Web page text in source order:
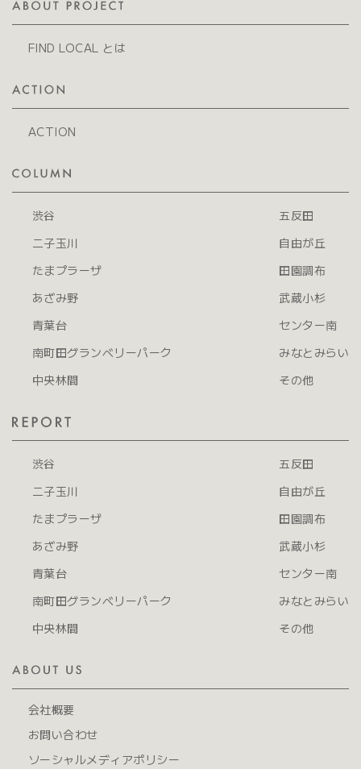
FIND LOCAL とは
ACTION
渋谷
二子玉川
たまプラーザ
あざみ野
青葉台
南町田グランベリーパーク
中央林間
五反田
自由が丘
田園調布
武蔵小杉
センター南
みなとみらい
その他
渋谷
二子玉川
たまプラーザ
あざみ野
青葉台
南町田グランベリーパーク
中央林間
五反田
自由が丘
田園調布
武蔵小杉
センター南
みなとみらい
その他
会社概要
お問い合わせ
ソーシャルメディアポリシー